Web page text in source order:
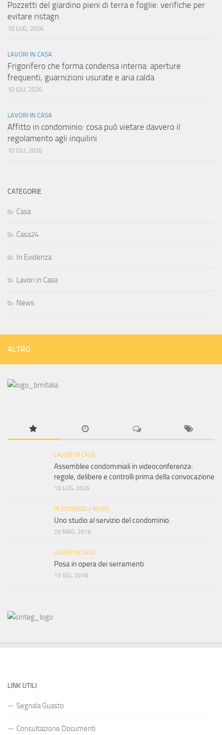
Pozzetti del giardino pieni di terra e foglie: verifiche per
evitare ristagn
10 LUG, 2026
LAVORI IN CASA
Frigorifero che forma condensa interna: aperture
frequenti, guarnizioni usurate e aria calda
10 GIU, 2026
LAVORI IN CASA
Affitto in condominio: cosa può vietare davvero il
regolamento agli inquilini
10 GIU, 2026
CATEGORIE
Casa
Casa24
In Evidenza
Lavori in Casa
News
ALTRO
LAVORI IN CASA
Assemblee condominiali in videoconferenza:
regole, delibere e controlli prima della convocazione
10 LUG, 2026
IN EVIDENZA / NEWS
Uno studio al servizio del condominio.
20 MAG, 2015
LAVORI IN CASA
Posa in opera dei serramenti
13 GIU, 2016
LINK UTILI
Segnala Guasto
Consultazione Documenti